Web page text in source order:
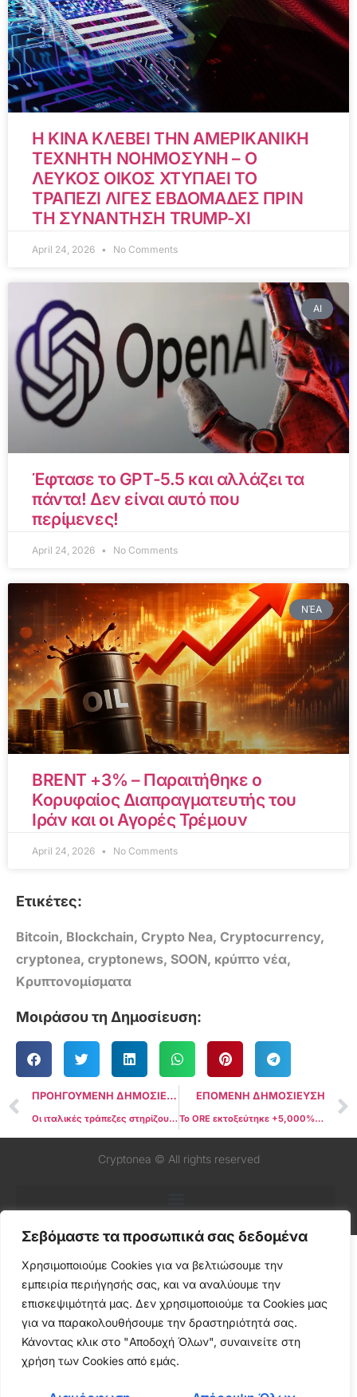
Σεβόμαστε τα προσωπικά σας δεδομένα
Χρησιμοποιούμε Cookies για να βελτιώσουμε την
εμπειρία περιήγησής σας, και να αναλύουμε την
επισκεψιμότητά μας. Δεν χρησιμοποιούμε τα Cookies μας
για να παρακολουθήσουμε την δραστηριότητά σας.
Κάνοντας κλικ στο "Αποδοχή Όλων", συναινείτε στη
χρήση των Cookies από εμάς.
Η ΚΙΝΑ ΚΛΕΒΕΙ ΤΗΝ ΑΜΕΡΙΚΑΝΙΚΗ
ΤΕΧΝΗΤΗ ΝΟΗΜΟΣΥΝΗ – Ο
ΛΕΥΚΟΣ ΟΙΚΟΣ ΧΤΥΠΑΕΙ ΤΟ
ΤΡΑΠΕΖΙ ΛΙΓΕΣ ΕΒΔΟΜΑΔΕΣ ΠΡΙΝ
ΤΗ ΣΥΝΑΝΤΗΣΗ TRUMP-XI
April 24, 2026 No Comments
AI
Έφτασε το GPT-5.5 και αλλάζει τα
πάντα! Δεν είναι αυτό που
περίμενες!
April 24, 2026 No Comments
ΝΈΑ
BRENT +3% – Παραιτήθηκε ο
Κορυφαίος Διαπραγματευτής του
Ιράν και οι Αγορές Τρέμουν
April 24, 2026 No Comments
Ετικέτες:
Bitcoin, Blockchain, Crypto Nea, Cryptocurrency,
cryptonea, cryptonews, SOON, κρύπτο νέα,
Κρυπτονομίσματα
Μοιράσου τη Δημοσίευση:
ΠΡΟΗΓΟΥΜΕΝΗ ΔΗΜΟΣΙΕΥΣΗ
Οι ιταλικές τράπεζες στηρίζουν το ψηφιακό ευρώ – αλλά ζητούν από την ΕΚΤ να κατανείμει το κόστος
ΕΠΟΜΕΝΗ ΔΗΜΟΣΙΕΥΣΗ
Το ORE εκτοξεύτηκε +5,000% σε 30 μέρες — και κανείς δεν κατάλαβε πώς!
Cryptonea © All rights reserved